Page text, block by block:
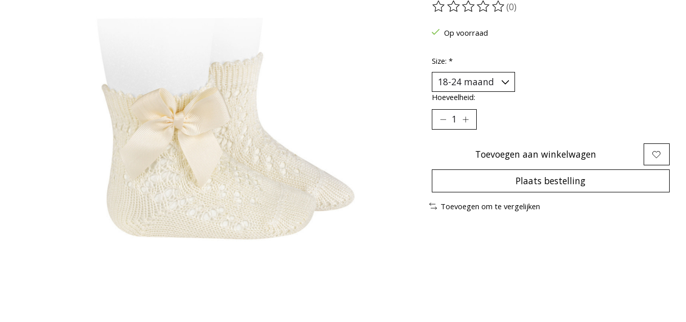
De beoordeling van dit product is
(0)
Op voorraad
Size: *
Hoeveelheid:
Toevoegen aan winkelwagen
Plaats bestelling
Toevoegen om te vergelijken